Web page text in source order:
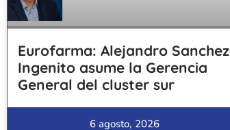
Eurofarma: Alejandro Sanchez
Ingenito asume la Gerencia
General del cluster sur
6 agosto, 2026